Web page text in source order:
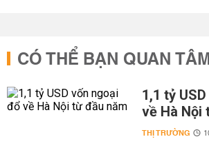
CÓ THỂ BẠN QUAN
1,1 tỷ
về Hà Nội
THỊ TRƯỜNG